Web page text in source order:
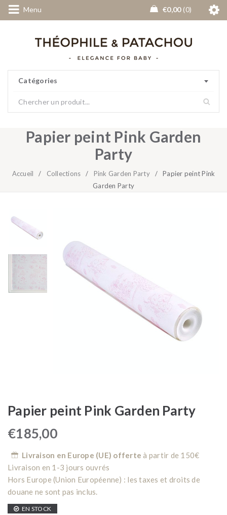
Menu €0,00 0
Catégories
Papier peint Pink Garden
Party
Accueil / Collections / Pink Garden Party /
Papier peint Pink
Garden Party
Papier peint Pink Garden Party
€185,00
Livraison en Europe (UE) offerte à partir de 150€
Livraison en 1-3 jours ouvrés
Hors Europe (Union Européenne) : les taxes et droits de
douane ne sont pas inclus.
EN STOCK